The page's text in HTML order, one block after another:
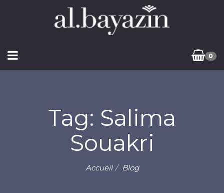
0
Tag: Salima
Souakri
Accueil Blog